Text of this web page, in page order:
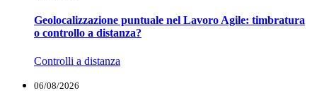
Geolocalizzazione puntuale nel Lavoro Agile: timbratura
o controllo a distanza?
Controlli a distanza
06/08/2026